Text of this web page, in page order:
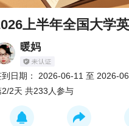
上半年全国大学
暖妈
日期： 2026-06-11 至 2026-
2/2天 共233人参与